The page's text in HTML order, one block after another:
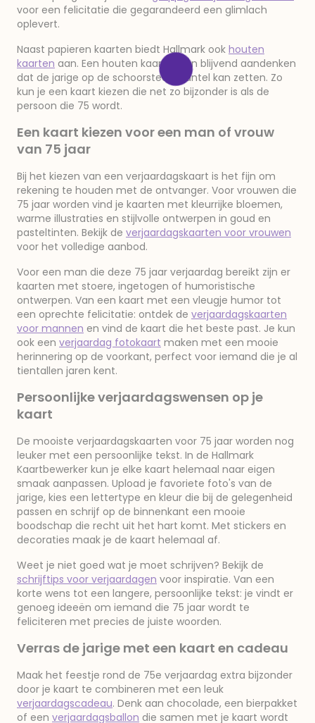
voor een felicitatie die gegarandeerd een glimlach
oplevert.
Naast papieren kaarten biedt Hallmark ook houten
kaarten aan. Een houten kaart is een blijvend aandenken
dat de jarige op de schoorsteenmantel kan zetten. Zo
kun je een kaart kiezen die net zo bijzonder is als de
persoon die 75 wordt.
Een kaart kiezen voor een man of vrouw
van 75 jaar
Bij het kiezen van een verjaardagskaart is het fijn om
rekening te houden met de ontvanger. Voor vrouwen die
75 jaar worden vind je kaarten met kleurrijke bloemen,
warme illustraties en stijlvolle ontwerpen in goud en
pasteltinten. Bekijk de verjaardagskaarten voor vrouwen
voor het volledige aanbod.
Voor een man die deze 75 jaar verjaardag bereikt zijn er
kaarten met stoere, ingetogen of humoristische
ontwerpen. Van een kaart met een vleugje humor tot
een oprechte felicitatie: ontdek de verjaardagskaarten
voor mannen en vind de kaart die het beste past. Je kun
ook een verjaardag fotokaart maken met een mooie
herinnering op de voorkant, perfect voor iemand die je al
tientallen jaren kent.
Persoonlijke verjaardagswensen op je
kaart
De mooiste verjaardagskaarten voor 75 jaar worden nog
leuker met een persoonlijke tekst. In de Hallmark
Kaartbewerker kun je elke kaart helemaal naar eigen
smaak aanpassen. Upload je favoriete foto's van de
jarige, kies een lettertype en kleur die bij de gelegenheid
passen en schrijf op de binnenkant een mooie
boodschap die recht uit het hart komt. Met stickers en
decoraties maak je de kaart helemaal af.
Weet je niet goed wat je moet schrijven? Bekijk de
schrijftips voor verjaardagen voor inspiratie. Van een
korte wens tot een langere, persoonlijke tekst: je vindt er
genoeg ideeën om iemand die 75 jaar wordt te
feliciteren met precies de juiste woorden.
Verras de jarige met een kaart en cadeau
Maak het feestje rond de 75e verjaardag extra bijzonder
door je kaart te combineren met een leuk
verjaardagscadeau. Denk aan chocolade, een bierpakket
of een verjaardagsballon die samen met je kaart wordt